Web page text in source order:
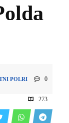
POLRI 0
273